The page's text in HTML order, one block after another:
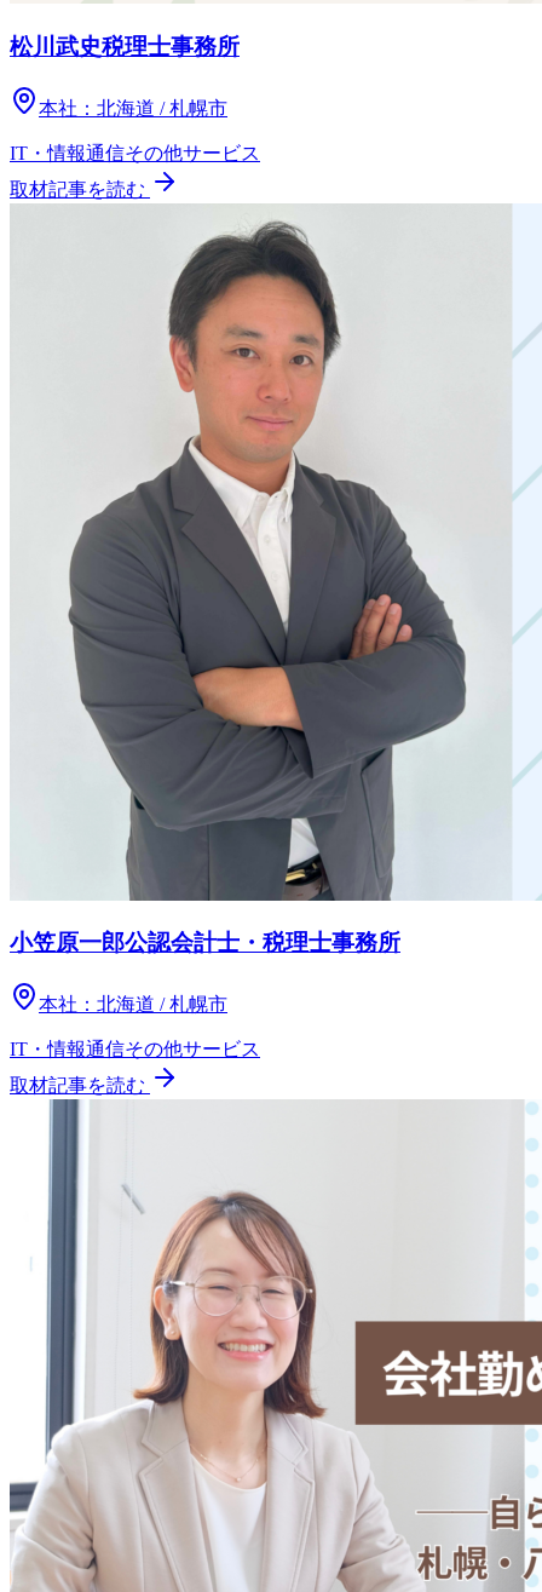
松川武史税理士事務所
本社： 北海道 / 札幌市
IT・情報通信その他サービス
取材記事を読む
小笠原一郎公認会計士・税理士事務所
本社： 北海道 / 札幌市
IT・情報通信その他サービス
取材記事を読む